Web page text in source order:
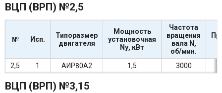
ВЦП (ВРП) №2,5
№ Исп.
Типоразмер
двигателя
Мощность
установочная
Nу, кВт
Частота
вращения
вала N,
об/мин.
2,5 1 АИР80А2 1,5 3000
ВЦП (ВРП) №3,15